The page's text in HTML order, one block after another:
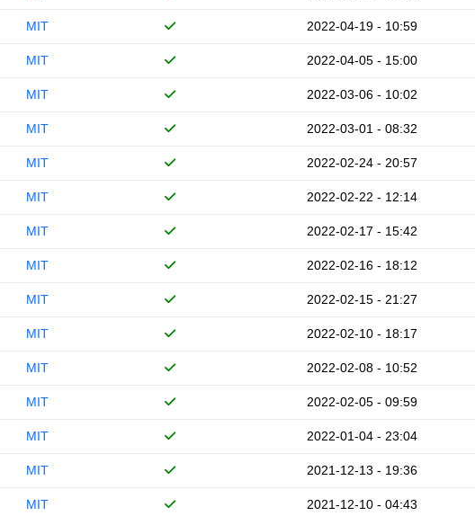
MIT 2022-04-19 - 10:59
MIT 2022-04-05 - 15:00
MIT 2022-03-06 - 10:02
MIT 2022-03-01 - 08:32
MIT 2022-02-24 - 20:57
MIT 2022-02-22 - 12:14
MIT 2022-02-17 - 15:42
MIT 2022-02-16 - 18:12
MIT 2022-02-15 - 21:27
MIT 2022-02-10 - 18:17
MIT 2022-02-08 - 10:52
MIT 2022-02-05 - 09:59
MIT 2022-01-04 - 23:04
MIT 2021-12-13 - 19:36
MIT 2021-12-10 - 04:43